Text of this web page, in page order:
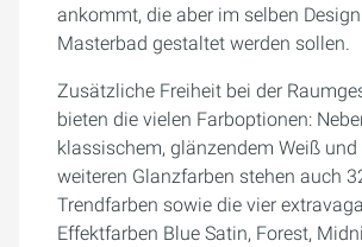
ankommt, die aber im selben
Masterbad gestaltet werden sollen.
Zusätzliche Freiheit bei der
bieten die vielen Farboptionen:
klassischem, glänzendem Weiß
weiteren Glanzfarben stehen auch
Trendfarben sowie die vier
Effektfarben Blue Satin, Forest,